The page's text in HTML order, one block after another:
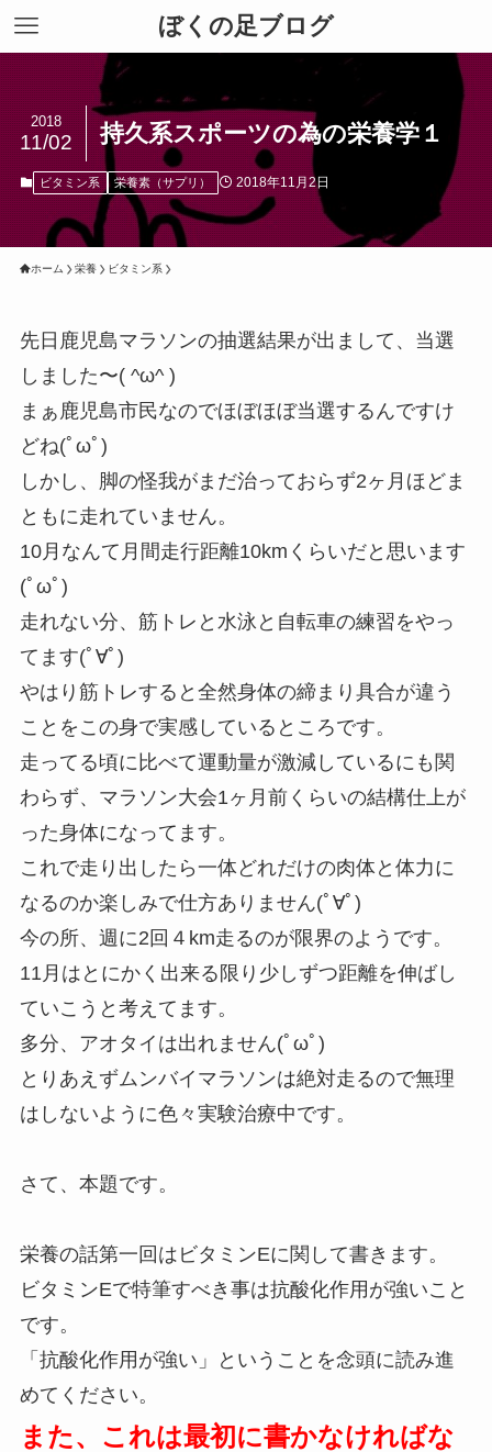
ぼくの足ブログ
持久系スポーツの為の栄養学１
2018
11/02
ビタミン系 栄養素（サプリ） 2018年11月2日
ホーム 栄養 ビタミン系
先日鹿児島マラソンの抽選結果が出まして、当選
しました〜( ^ω^ )
まぁ鹿児島市民なのでほぼほぼ当選するんですけ
どね(ﾟωﾟ)
しかし、脚の怪我がまだ治っておらず2ヶ月ほどま
ともに走れていません。
10月なんて月間走行距離10kmくらいだと思います
(ﾟωﾟ)
走れない分、筋トレと水泳と自転車の練習をやっ
てます(ﾟ∀ﾟ)
やはり筋トレすると全然身体の締まり具合が違う
ことをこの身で実感しているところです。
走ってる頃に比べて運動量が激減しているにも関
わらず、マラソン大会1ヶ月前くらいの結構仕上が
った身体になってます。
これで走り出したら一体どれだけの肉体と体力に
なるのか楽しみで仕方ありません(ﾟ∀ﾟ)
今の所、週に2回４km走るのが限界のようです。
11月はとにかく出来る限り少しずつ距離を伸ばし
ていこうと考えてます。
多分、アオタイは出れません(ﾟωﾟ)
とりあえずムンバイマラソンは絶対走るので無理
はしないように色々実験治療中です。
さて、本題です。
栄養の話第一回はビタミンEに関して書きます。
ビタミンEで特筆すべき事は抗酸化作用が強いこと
です。
「抗酸化作用が強い」ということを念頭に読み進
めてください。
また、これは最初に書かなければな